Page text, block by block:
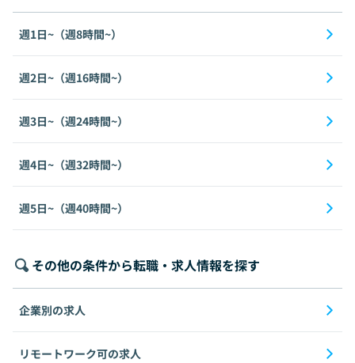
週1日~（週8時間~）
週2日~（週16時間~）
週3日~（週24時間~）
週4日~（週32時間~）
週5日~（週40時間~）
その他の条件から転職・求人情報を探す
企業別の求人
リモートワーク可の求人